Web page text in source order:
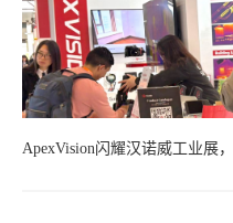
ApexVision闪耀汉诺威工业展